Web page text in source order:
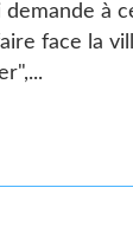
à
face la